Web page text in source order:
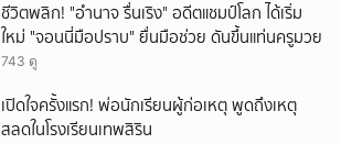
ชีวิตพลิก! "อำนาจ รื่นเริง" อดีตแชมป์โลก ได้เริ่ม
ใหม่ "จอนนี่มือปราบ" ยื่นมือช่วย ดันขึ้นแท่นครูมวย
743 ดู
เปิดใจครั้งแรก! พ่อนักเรียนผู้ก่อเหตุ พูดถึงเหตุ
สลดในโรงเรียนเทพสิริน